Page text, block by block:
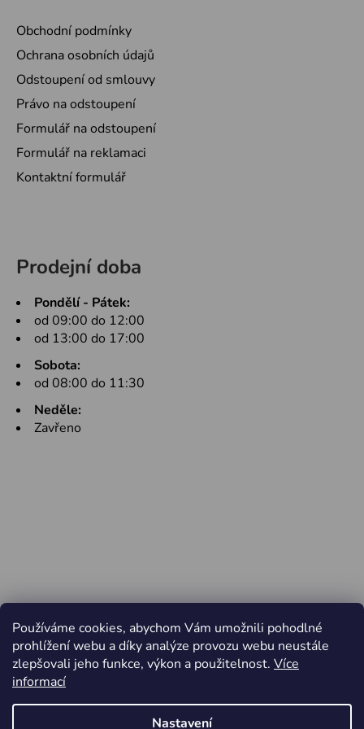
Používáme cookies, abychom Vám umožnili pohodlné
prohlížení webu a díky analýze provozu webu neustále
zlepšovali jeho funkce, výkon a použitelnost. Více
informací
Nastavení
Obchodní podmínky
Ochrana osobních údajů
Odstoupení od smlouvy
Právo na odstoupení
Formulář na odstoupení
Formulář na reklamaci
Kontaktní formulář
Prodejní doba
Pondělí - Pátek:
od 09:00 do 12:00
od 13:00 do 17:00
Sobota:
od 08:00 do 11:30
Neděle:
Zavřeno